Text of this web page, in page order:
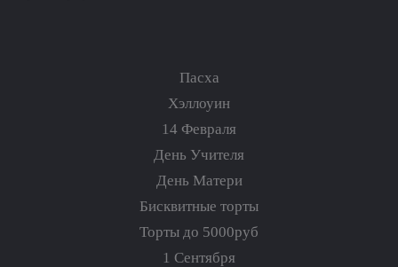
Пасха
Хэллоуин
14 Февраля
День Учителя
День Матери
Бисквитные торты
Торты до 5000руб
1 Сентября